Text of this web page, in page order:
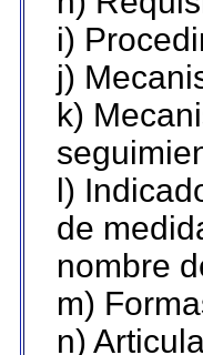
i)
j)
k)
l)
de
nombre
m)
n)